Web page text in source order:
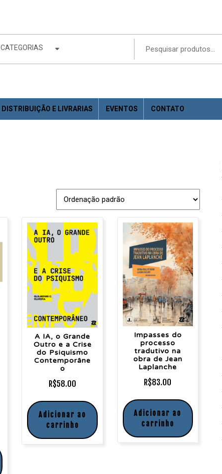
CATEGORIAS
DISTRIBUIÇÃO E LIVRARIAS EVENTOS CONTATO
A IA, o Grande
Outro e a Crise
do Psiquismo
Contemporâne
o
R$58.00
Adicionar ao
carrinho
Impasses do
processo
tradutivo na
obra de Jean
Laplanche
R$83.00
Adicionar ao
carrinho